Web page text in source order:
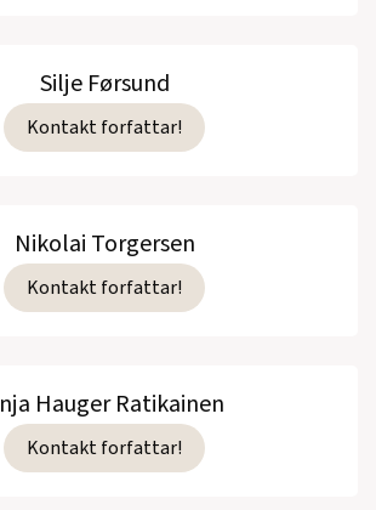
Silje Førsund
Kontakt forfattar!
Nikolai Torgersen
Kontakt forfattar!
Hauger Ratikainen
Kontakt forfattar!